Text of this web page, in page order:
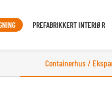
PREFABRIKKERT INTERIØR
Containerhus /